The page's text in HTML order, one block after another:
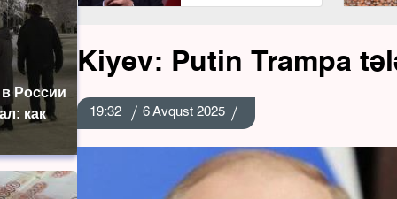
России
как
görmədən
Kiyev: Putin Trampa
19:32 6 Avqust 2025